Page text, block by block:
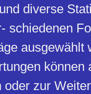
diverse
schiedenen
ausgewählt
können
oder zur